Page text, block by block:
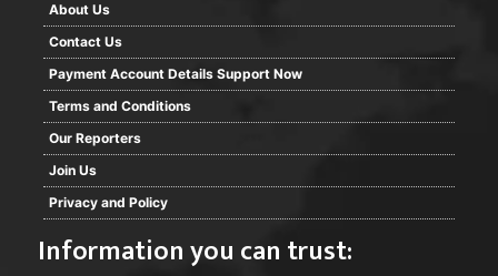
About Us
Contact Us
Payment Account Details Support Now
Terms and Conditions
Our Reporters
Join Us
Privacy and Policy
Information you can trust: